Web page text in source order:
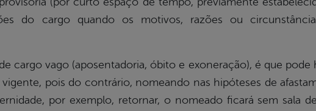
do cargo quando os motivos, razões ou
vago (aposentadoria, óbito e exoneração), é que pode
pois do contrário, nomeando nas hipóteses de
por exemplo, retornar, o nomeado ficará sem sala